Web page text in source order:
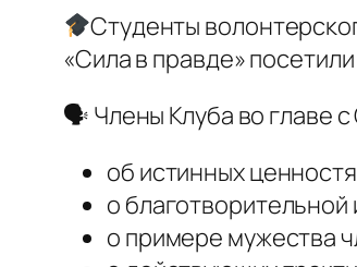
Студенты
«Сила в правде»
🗣 Члены Клуба во главе
об истинных
о
о примере мужества